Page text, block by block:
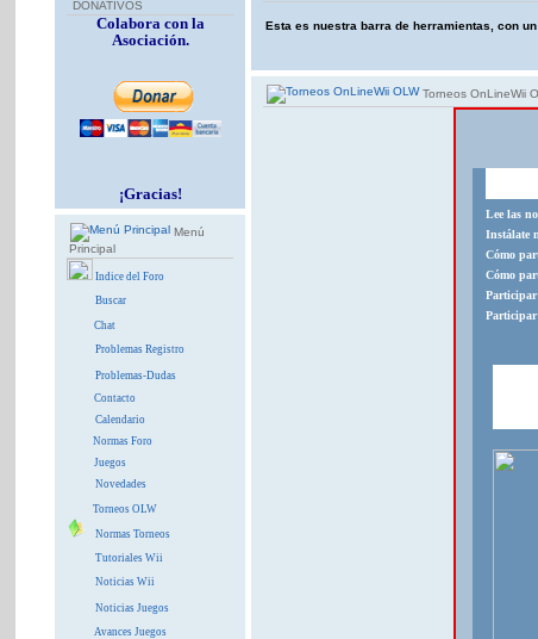
DONATIVOS
Colabora con la
Asociación.
¡Gracias!
Menú
Principal
Indice del Foro
Buscar
Chat
Problemas Registro
Problemas-Dudas
Contacto
Calendario
Normas Foro
Juegos
Novedades
Torneos OLW
Normas Torneos
Tutoriales Wii
Noticias Wii
Noticias Juegos
Avances Juegos
Esta es nuestra barra de herramientas, con
Torneos OnLineWii
Lee las
Instálate
Cómo
Cómo